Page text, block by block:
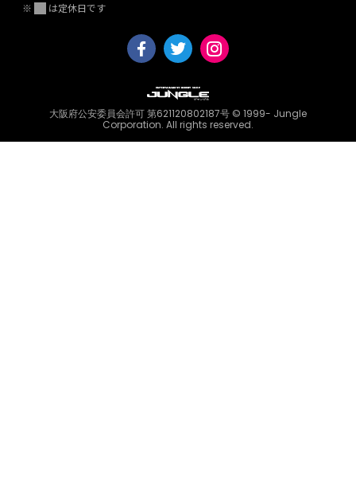
※ は定休日です
大阪府公安委員会許可 第621120802187号 © 1999- Jungle
Corporation. All rights reserved.